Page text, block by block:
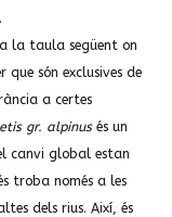
la taula següent on
que són exclusives de
a certes
gr. alpinusés un
canvi global estan
troba només a les
dels rius. Així, és